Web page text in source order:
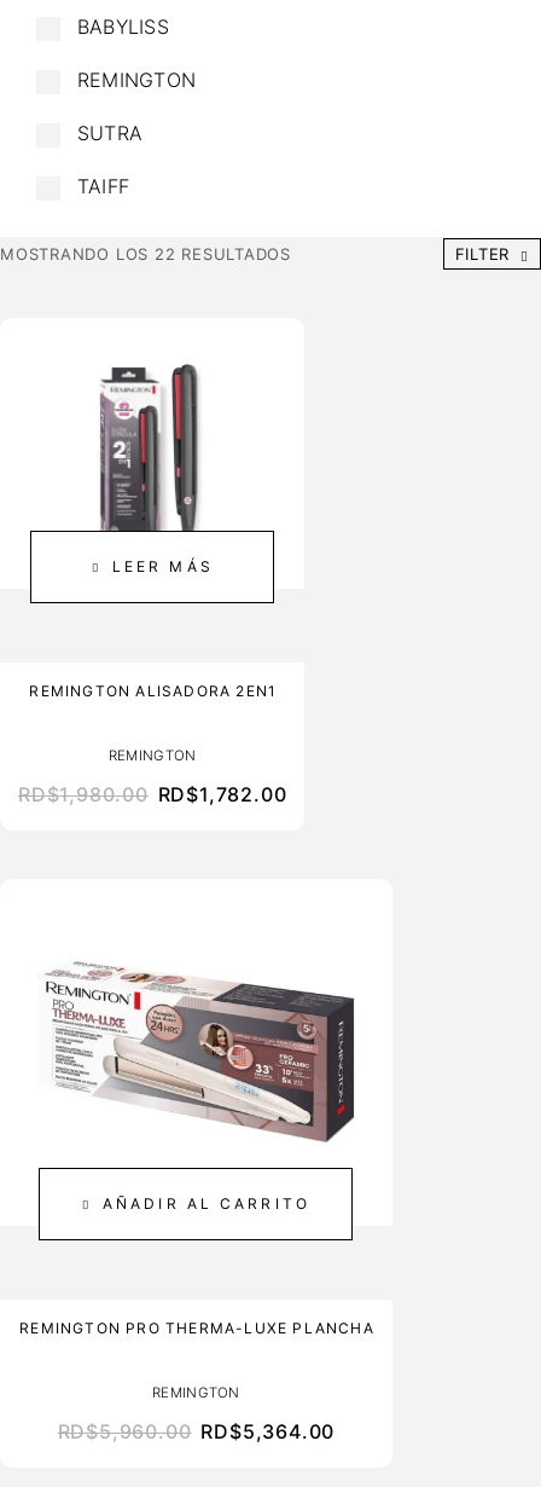
BABYLISS
REMINGTON
SUTRA
TAIFF
MOSTRANDO LOS 22 RESULTADOS FILTER
NO DISPONIBLE
LEER MÁS
REMINGTON ALISADORA 2EN1
REMINGTON
RD$1,980.00 RD$1,782.00
AÑADIR AL CARRITO
REMINGTON PRO THERMA-LUXE PLANCHA
REMINGTON
RD$5,960.00 RD$5,364.00